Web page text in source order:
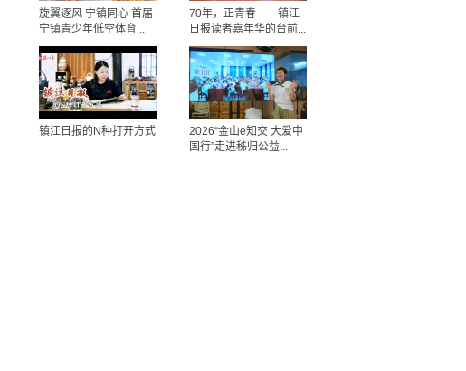
旋翼逐风 宁镇同心 首届
宁镇青少年低空体育...
70年，正青春——镇江
日报读者嘉年华的台前...
镇江日报的N种打开方式
2026“金山e知交 大爱中
国行”走进秭归公益...